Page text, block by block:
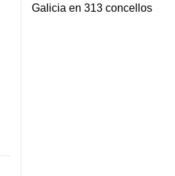
Galicia en 313 concellos